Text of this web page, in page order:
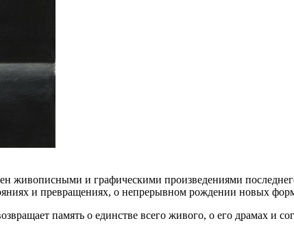
живописными и графическими произведениями
и превращениях, о непрерывном рождении новых
память о единстве всего живого, о его драмах и